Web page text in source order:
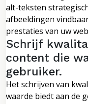
alt-teksten
afbeeldingen
prestaties van uw
Schrijf
content die
gebruiker.
Het schrijven van
waarde biedt aan de